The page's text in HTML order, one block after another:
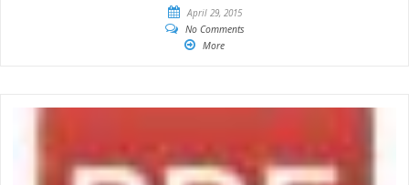
April 29, 2015
No Comments
More